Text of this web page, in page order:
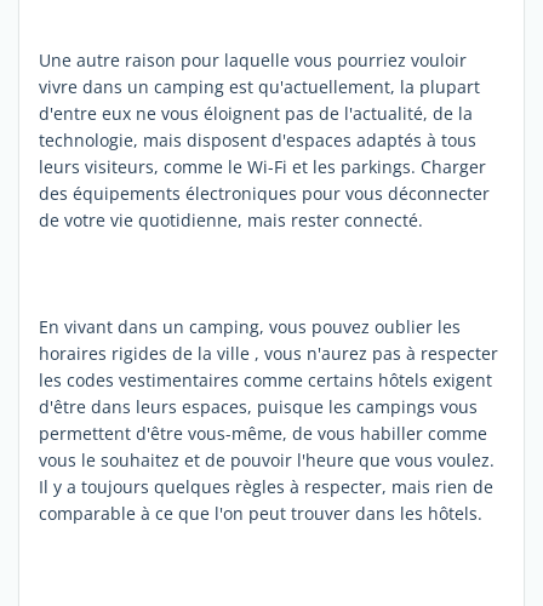
Une autre raison pour laquelle vous pourriez vouloir
vivre dans un camping est qu'actuellement, la plupart
d'entre eux ne vous éloignent pas de l'actualité, de la
technologie, mais disposent d'espaces adaptés à tous
leurs visiteurs, comme le Wi-Fi et les parkings. Charger
des équipements électroniques pour vous déconnecter
de votre vie quotidienne, mais rester connecté.
En vivant dans un camping, vous pouvez oublier les
horaires rigides de la ville , vous n'aurez pas à respecter
les codes vestimentaires comme certains hôtels exigent
d'être dans leurs espaces, puisque les campings vous
permettent d'être vous-même, de vous habiller comme
vous le souhaitez et de pouvoir l'heure que vous voulez.
Il y a toujours quelques règles à respecter, mais rien de
comparable à ce que l'on peut trouver dans les hôtels.